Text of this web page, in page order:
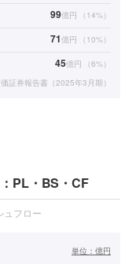
99億円 （ 14%）
71億円 （ 10%）
45億円 （6%）
証券報告書（2025年3月期）
PL・BS・CF
ュフロー
単位： 億円